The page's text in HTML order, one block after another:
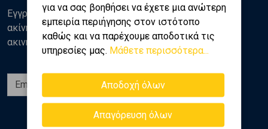
για να σας βοηθήσει να έχετε μια ανώτερη
εμπειρία περιήγησης στον ιστότοπο
καθώς και να παρέχουμε αποδοτικά τις
υπηρεσίες μας. Μάθετε περισσότερα...
Αποδοχή όλων
Απαγόρευση όλων
Εγγραφείτε στο newsletter της Golden Home για νέα
ακίνητα, αναλύσεις και διάφορα θέματα της αγοράς
ακινήτων
Εγγραφή
Ακολουθήστε μας